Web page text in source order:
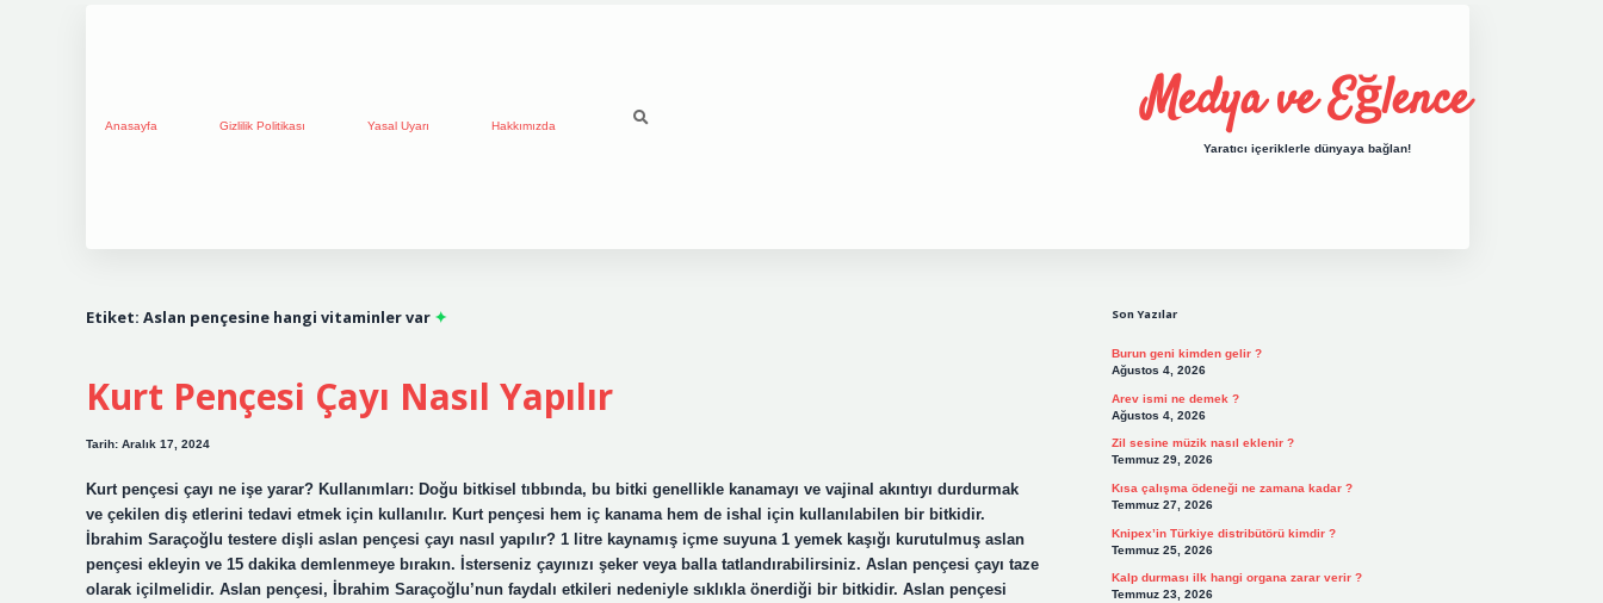
Anasayfa Gizlilik Politikası Yasal Uyarı Hakkımızda Medya ve Eğlence
Yaratıcı içeriklerle dünyaya bağlan!
Etiket: Aslan pençesine hangi vitaminler var
Kurt Pençesi Çayı Nasıl Yapılır
Tarih: Aralık 17, 2024
Kurt pençesi çayı ne işe yarar? Kullanımları: Doğu bitkisel tıbbında, bu bitki genellikle kanamayı ve vajinal akıntıyı durdurmak
ve çekilen diş etlerini tedavi etmek için kullanılır. Kurt pençesi hem iç kanama hem de ishal için kullanılabilen bir bitkidir.
İbrahim Saraçoğlu testere dişli aslan pençesi çayı nasıl yapılır? 1 litre kaynamış içme suyuna 1 yemek kaşığı kurutulmuş aslan
pençesi ekleyin ve 15 dakika demlenmeye bırakın. İsterseniz çayınızı şeker veya balla tatlandırabilirsiniz. Aslan pençesi çayı taze
olarak içilmelidir. Aslan pençesi, İbrahim Saraçoğlu’nun faydalı etkileri nedeniyle sıklıkla önerdiği bir bitkidir. Aslan pençesi
Son Yazılar
Burun geni kimden gelir ?
Ağustos 4, 2026
Arev ismi ne demek ?
Ağustos 4, 2026
Zil sesine müzik nasıl eklenir ?
Temmuz 29, 2026
Kısa çalışma ödeneği ne zamana kadar ?
Temmuz 27, 2026
Knipex’in Türkiye distribütörü kimdir ?
Temmuz 25, 2026
Kalp durması ilk hangi organa zarar verir ?
Temmuz 23, 2026